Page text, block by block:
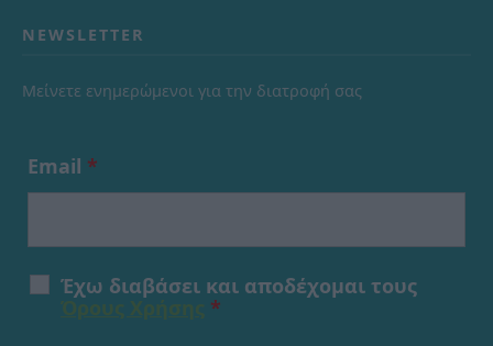
NEWSLETTER
Μείνετε ενημερώμενοι για την διατροφή σας
Email *
Έχω διαβάσει και αποδέχομαι τους
*